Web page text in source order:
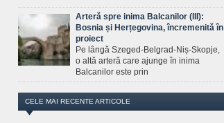
Arteră spre inima Balcanilor (III):
Bosnia și Herțegovina, încremenită în
proiect
Pe lângă Szeged-Belgrad-Niș-Skopje,
o altă arteră care ajunge în inima
Balcanilor este prin
CELE MAI RECENTE ARTICOLE